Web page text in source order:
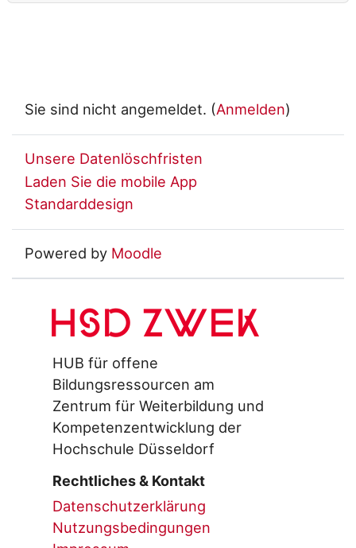
Sie sind nicht angemeldet. (Anmelden)
Unsere Datenlöschfristen
Laden Sie die mobile App
Standarddesign
Powered by Moodle
HSD ZWEK
HUB für offene
Bildungsressourcen am
Zentrum für Weiterbildung und
Kompetenzentwicklung der
Hochschule Düsseldorf
Rechtliches & Kontakt
Datenschutzerklärung
Nutzungsbedingungen